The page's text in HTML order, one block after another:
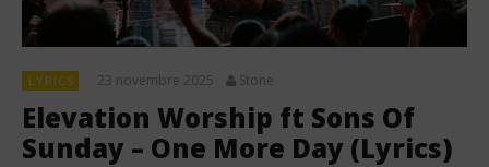
LYRICS 23 novembre 2025 Stone
Elevation Worship ft Sons Of
Sunday – One More Day (Lyrics)